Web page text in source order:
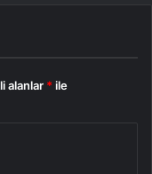
alanlar * ile